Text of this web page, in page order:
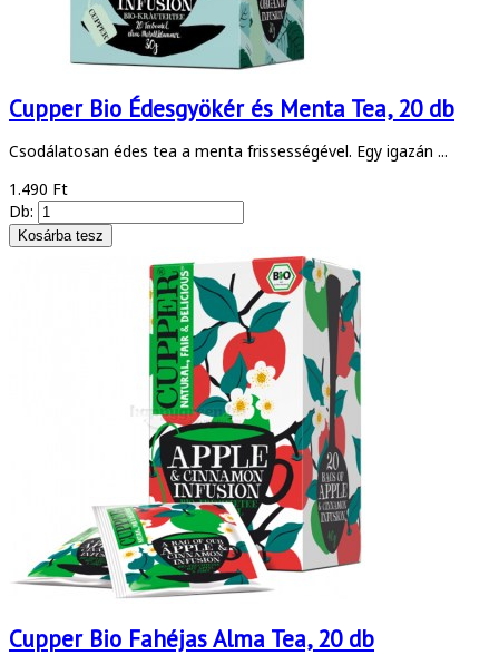
Cupper Bio Édesgyökér és Menta Tea, 20 db
Csodálatosan édes tea a menta frissességével. Egy igazán ...
1.490 Ft
Db:
Cupper Bio Fahéjas Alma Tea, 20 db